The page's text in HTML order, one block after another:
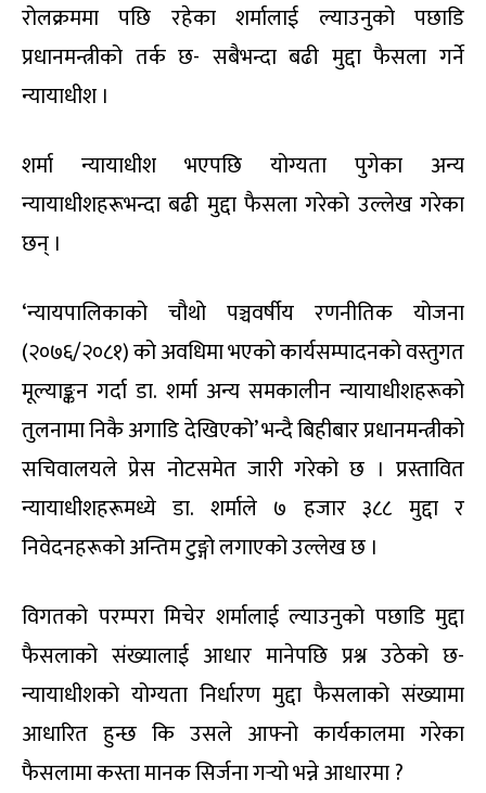
रोलक्रममा पछि रहेका शर्मालाई ल्याउनुको पछाडि
प्रधानमन्त्रीको तर्क छ- सबैभन्दा बढी मुद्दा फैसला गर्ने
न्यायाधीश ।
शर्मा न्यायाधीश भएपछि योग्यता पुगेका अन्य
न्यायाधीशहरूभन्दा बढी मुद्दा फैसला गरेको उल्लेख गरेका
छन् ।
‘न्यायपालिकाको चौथो पञ्चवर्षीय रणनीतिक योजना
(२०७६/२०८१) को अवधिमा भएको कार्यसम्पादनको वस्तुगत
मूल्याङ्कन गर्दा डा. शर्मा अन्य समकालीन न्यायाधीशहरूको
तुलनामा निकै अगाडि देखिएको’ भन्दै बिहीबार प्रधानमन्त्रीको
सचिवालयले प्रेस नोटसमेत जारी गरेको छ । प्रस्तावित
न्यायाधीशहरूमध्ये डा. शर्माले ७ हजार ३८८ मुद्दा र
निवेदनहरूको अन्तिम टुङ्गो लगाएको उल्लेख छ ।
विगतको परम्परा मिचेर शर्मालाई ल्याउनुको पछाडि मुद्दा
फैसलाको संख्यालाई आधार मानेपछि प्रश्न उठेको छ-
न्यायाधीशको योग्यता निर्धारण मुद्दा फैसलाको संख्यामा
आधारित हुन्छ कि उसले आफ्नो कार्यकालमा गरेका
फैसलामा कस्ता मानक सिर्जना गर्‍यो भन्ने आधारमा ?